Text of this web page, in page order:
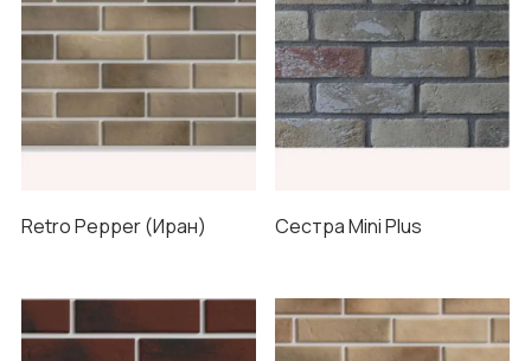
Retro Pepper (Иран) Сестра Mini Plus